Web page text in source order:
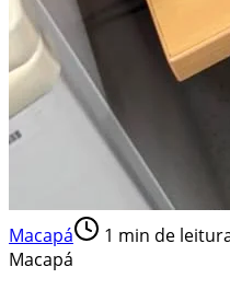
Macapá 1 min de
Macapá